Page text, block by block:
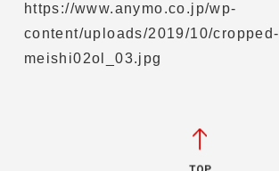
https://www.anymo.co.jp/wp-
content/uploads/2019/10/cropped-
meishi02ol_03.jpg